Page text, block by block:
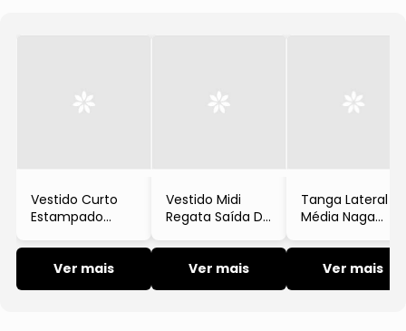
Vestido Curto
Estampado
Manga Curta
LilásVer mais
Vestido Midi
Regata Saída De
Marítima
Ver mais
Tanga Lateral
Média Naga
Verde
Ver mais